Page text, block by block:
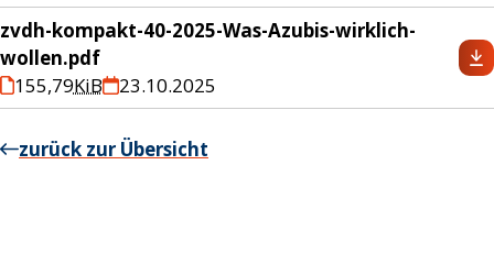
zvdh-kompakt-40-2025-Was-Azubis-wirklich-
wollen.pdf
155,79KiB 23.10.2025
zurück zur Übersicht